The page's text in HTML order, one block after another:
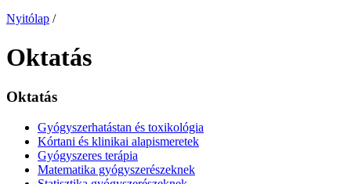
Nyitólap /
Oktatás
Oktatás
Gyógyszerhatástan és toxikológia
Kórtani és klinikai alapismeretek
Gyógyszeres terápia
Matematika gyógyszerészeknek